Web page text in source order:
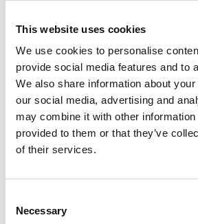
This website uses cookies
We use cookies to personalise
provide social media features and to
We also share information about
our social media, advertising and
may combine it with other information
provided to them or that they’ve
of their services.
Selection
Necessary
• Gaz do klimatyzacji AC FIX nie przyczynia
korozji podzespołów metalowych
czynnika R-12.
• Gaz do klimatyzacji AC FIX jest
olejami syntetycznymi, jak i mineralnymi
klimatyzacji
• Gaz do klimatyzacji AC FIX jest 35%
bardziej wydajna dystrybucja mieszaniny w